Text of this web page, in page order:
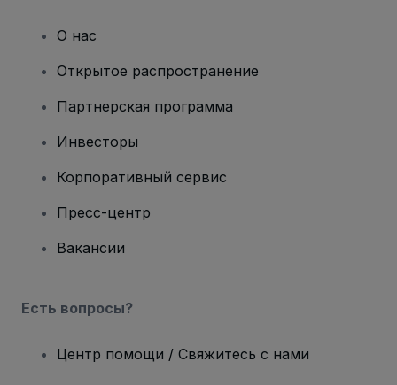
О нас
Открытое распространение
Партнерская программа
Инвесторы
Корпоративный сервис
Пресс-центр
Вакансии
Есть вопросы?
Центр помощи / Свяжитесь с нами